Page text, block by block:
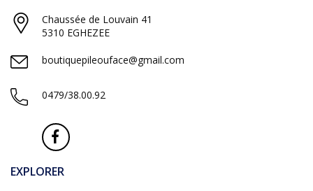
Chaussée de Louvain 41
5310 EGHEZEE
boutiquepileouface@gmail.com
0479/38.00.92
EXPLORER